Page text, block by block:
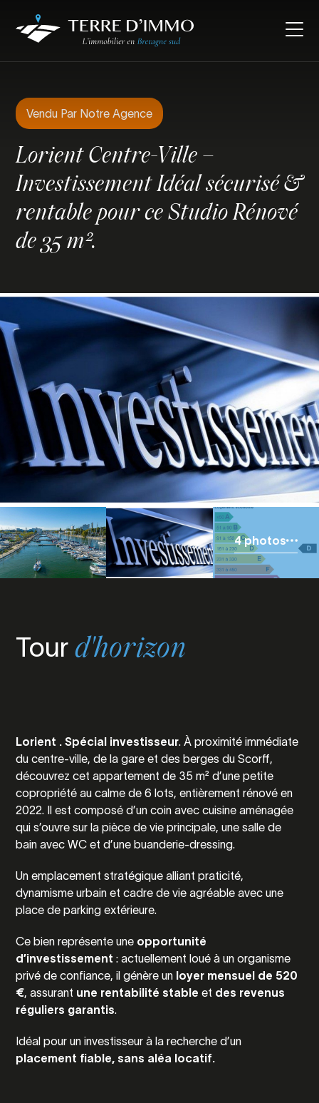
Vendu Par Notre Agence
Lorient Centre-Ville –
Investissement Idéal sécurisé &
rentable pour ce Studio Rénové
de 35 m².
4 photos
Tourd'horizon
Lorient . Spécial investisseur. À proximité immédiate
du centre-ville, de la gare et des berges du Scorff,
découvrez cet appartement de 35 m² d’une petite
copropriété au calme de 6 lots, entièrement rénové en
2022. Il est composé d’un coin avec cuisine aménagée
qui s’ouvre sur la pièce de vie principale, une salle de
bain avec WC et d’une buanderie-dressing.
Un emplacement stratégique alliant praticité,
dynamisme urbain et cadre de vie agréable avec une
place de parking extérieure.
Ce bien représente une opportunité
d’investissement : actuellement loué à un organisme
privé de confiance, il génère un loyer mensuel de 520
€, assurant une rentabilité stable et des revenus
réguliers garantis.
Idéal pour un investisseur à la recherche d’un
placement fiable, sans aléa locatif.